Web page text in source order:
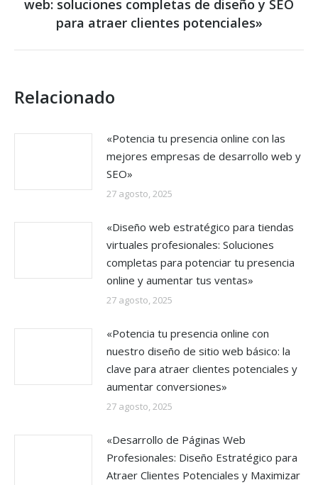
post:
web: soluciones completas de diseño y SEO
para atraer clientes potenciales»
Relacionado
«Potencia tu presencia online con las
mejores empresas de desarrollo web y
SEO»
27 agosto, 2025
«Diseño web estratégico para tiendas
virtuales profesionales: Soluciones
completas para potenciar tu presencia
online y aumentar tus ventas»
27 agosto, 2025
«Potencia tu presencia online con
nuestro diseño de sitio web básico: la
clave para atraer clientes potenciales y
aumentar conversiones»
27 agosto, 2025
«Desarrollo de Páginas Web
Profesionales: Diseño Estratégico para
Atraer Clientes Potenciales y Maximizar